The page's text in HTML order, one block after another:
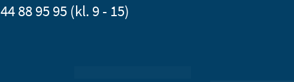
44 88 95 95 (kl. 9 - 15)